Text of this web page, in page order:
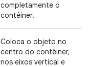
completamente o
contêiner.
Coloca o objeto no
centro do contêiner,
nos eixos vertical e